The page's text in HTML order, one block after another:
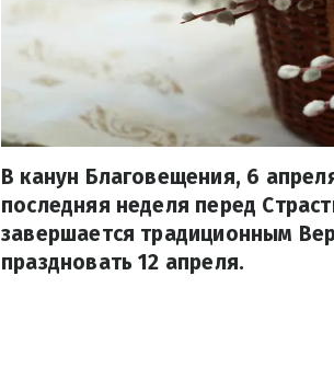
В канун Благовещения, 6
последняя неделя перед
завершается традиционным
праздновать 12 апреля.